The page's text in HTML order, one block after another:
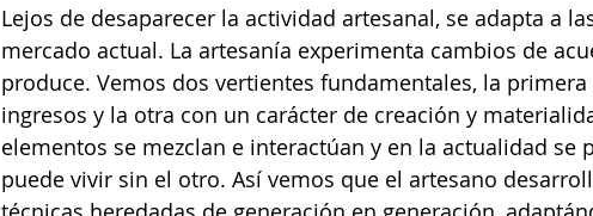
Lejos de desaparecer la actividad artesanal, se adapta a
mercado actual. La artesanía experimenta cambios de
produce. Vemos dos vertientes fundamentales, la
ingresos y la otra con un carácter de creación y
elementos se mezclan e interactúan y en la actualidad se
puede vivir sin el otro. Así vemos que el artesano